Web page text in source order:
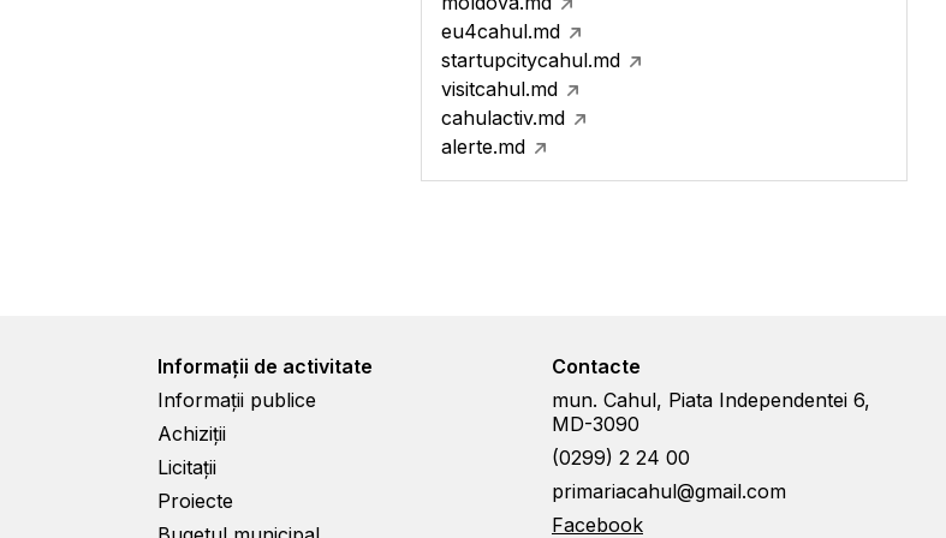
eu4cahul.md
startupcitycahul.md
visitcahul.md
cahulactiv.md
alerte.md
Informații de activitate
Informații publice
Achiziții
Licitații
Proiecte
Contacte
mun. Cahul, Piata Independentei 6,
MD-3090
(0299) 2 24 00
primariacahul@gmail.com
Facebook